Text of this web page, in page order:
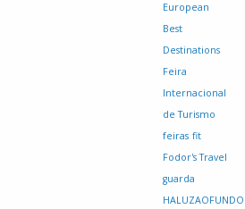
European
Best
Destinations
Feira
Internacional
de Turismo
feiras fit
Fodor's Travel
guarda